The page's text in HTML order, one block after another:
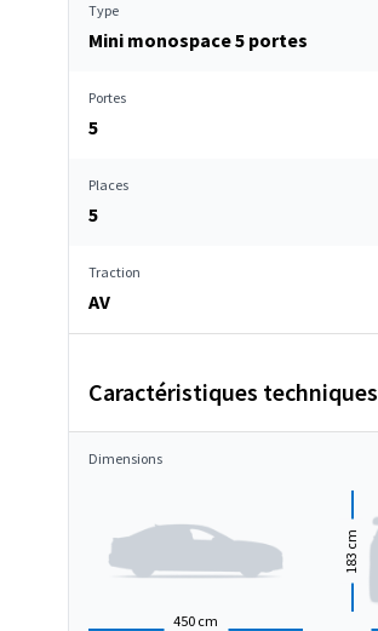
Type
Mini monospace 5 portes
Portes
5
Places
5
Traction
AV
Caractéristiques techniques
Dimensions
450 cm
183
cm